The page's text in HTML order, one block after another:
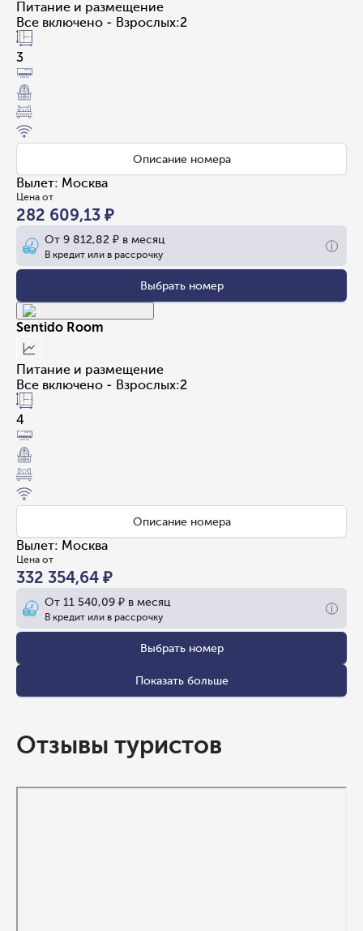
Питание и размещение
Все включено - Взрослых:2
3
Описание номера
Вылет: Москва
Цена от
282 609,13 ₽
От 9 812,82 ₽ в месяц
В кредит или в рассрочку
Выбрать номер
Sentido Room
Питание и размещение
Все включено - Взрослых:2
4
Описание номера
Вылет: Москва
Цена от
332 354,64 ₽
От 11 540,09 ₽ в месяц
В кредит или в рассрочку
Выбрать номер
Показать больше
Отзывы туристов